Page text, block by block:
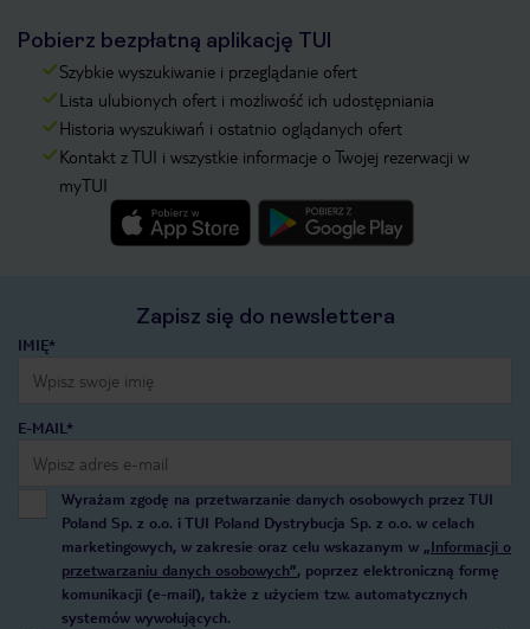
Pobierz bezpłatną aplikację TUI
Szybkie wyszukiwanie i przeglądanie ofert
Lista ulubionych ofert i możliwość ich udostępniania
Historia wyszukiwań i ostatnio oglądanych ofert
Kontakt z TUI i wszystkie informacje o Twojej rezerwacji w
myTUI
Zapisz się do newslettera
IMIĘ*
E-MAIL*
Wyrażam zgodę na przetwarzanie danych osobowych przez TUI
Poland Sp. z o.o. i TUI Poland Dystrybucja Sp. z o.o. w celach
marketingowych, w zakresie oraz celu wskazanym w „Informacji o
przetwarzaniu danych osobowych”, poprzez elektroniczną formę
komunikacji (e-mail), także z użyciem tzw. automatycznych
systemów wywołujących.